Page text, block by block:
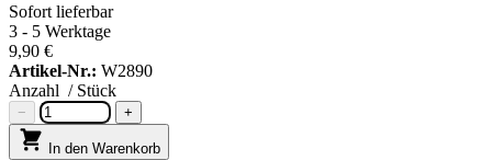
Sofort lieferbar
3 - 5 Werktage
9,90 €
Artikel-Nr.: W2890
Anzahl / Stück
− +
In den Warenkorb